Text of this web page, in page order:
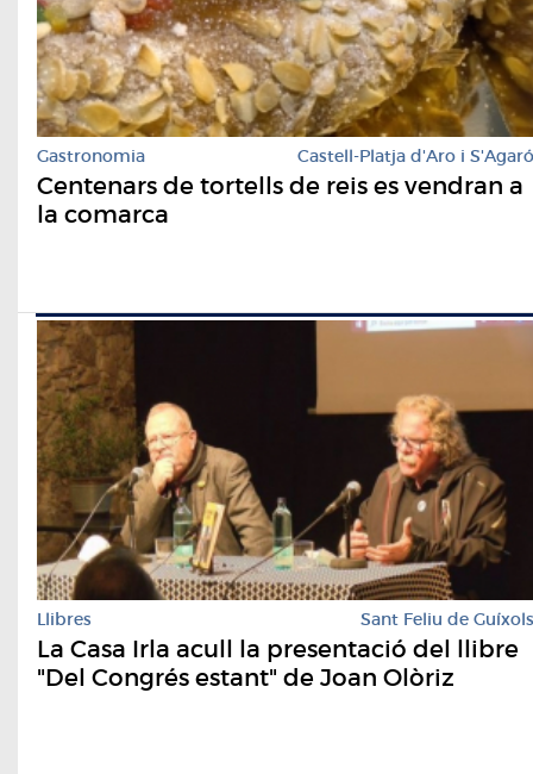
Gastronomia Castell-Platja d'Aro i S'Agaró
Centenars de tortells de reis es vendran a
la comarca
Llibres Sant Feliu de Guíxols
La Casa Irla acull la presentació del llibre
"Del Congrés estant" de Joan Olòriz